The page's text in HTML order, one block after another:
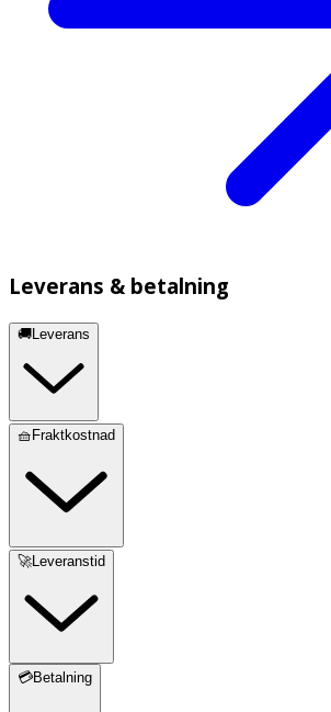
Leverans & betalning
🚚Leverans
🧺Fraktkostnad
🚀Leveranstid
💳Betalning